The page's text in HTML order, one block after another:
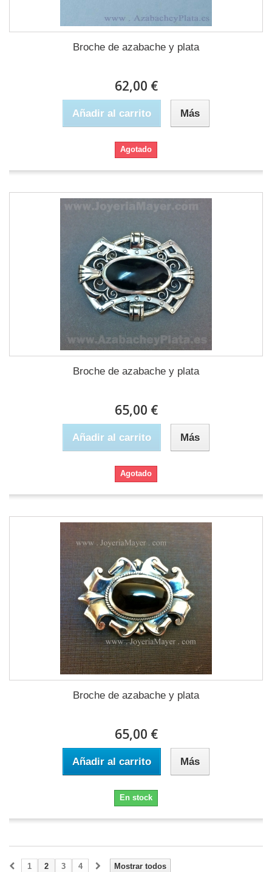
Broche de azabache y plata
62,00 €
Añadir al carrito Más
Agotado
Broche de azabache y plata
65,00 €
Añadir al carrito Más
Agotado
Broche de azabache y plata
65,00 €
Añadir al carrito Más
En stock
Mostrar todos
1 2 3 4